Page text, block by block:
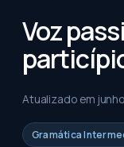
Voz
Atualizado em
Gramática